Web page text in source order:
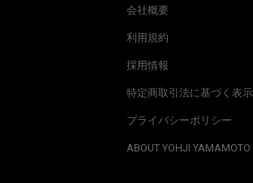
会社概要
利用規約
採用情報
特定商取引法に基づく表示
プライバシーポリシー
ABOUT YOHJI YAMAMOTO